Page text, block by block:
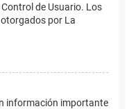
de Usuario. Los
por La
información importante